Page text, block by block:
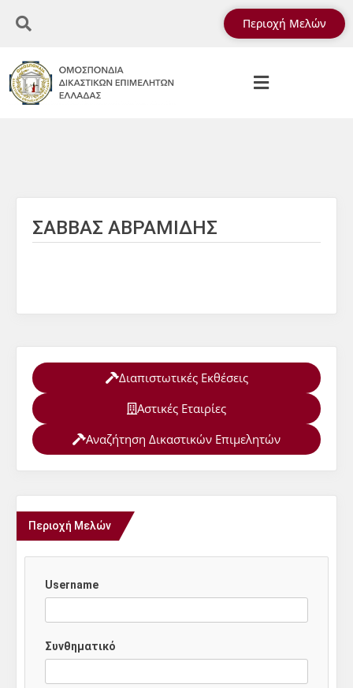
Περιοχή Μελών
ΣΑΒΒΑΣ ΑΒΡΑΜΙΔΗΣ
Διαπιστωτικές Εκθέσεις
Αστικές Εταιρίες
Αναζήτηση Δικαστικών Επιμελητών
Περιοχή Μελών
Username
Συνθηματικό